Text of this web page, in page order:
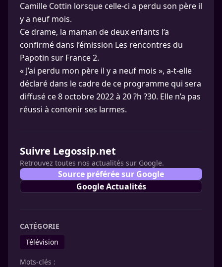
Camille Cottin lorsque celle-ci a perdu son père il
y a neuf mois.
Ce drame, la maman de deux enfants l’a
confirmé dans l’émission Les rencontres du
Papotin sur France 2.
« J’ai perdu mon père il y a neuf mois », a-t-elle
déclaré dans le cadre de ce programme qui sera
diffusé ce 8 octobre 2022 à 20 ?h ?30. Elle n’a pas
réussi à contenir ses larmes.
Suivre Legossip.net
Retrouvez toutes nos actualités sur Google.
Source préférée sur Google
Google Actualités
CATÉGORIE
Télévision
Mots-clés :